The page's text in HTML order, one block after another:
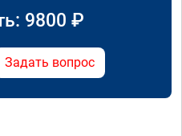
9800 ₽
Задать вопрос